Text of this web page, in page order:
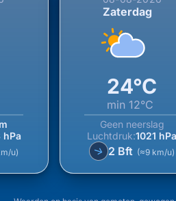
hPa
u)
Zaterdag
24°C
min12°C
Geen neerslag
Luchtdruk:1021 hPa
↑2 Bft (≈9 km/u)